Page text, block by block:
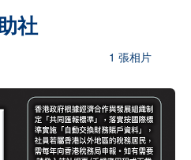
社
1 張相片